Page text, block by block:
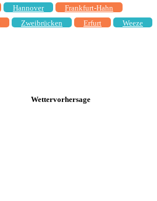
Hannover
Frankfurt-Hahn
Zweibrücken Erfurt
Weeze
Wettervorhersage